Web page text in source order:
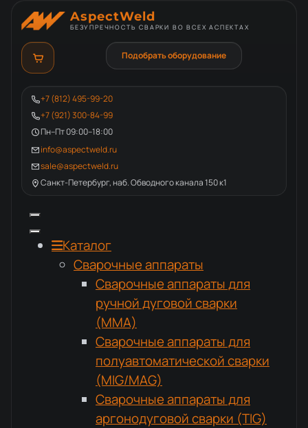
AspectWeld
БЕЗУПРЕЧНОСТЬ СВАРКИ ВО ВСЕХ АСПЕКТАХ
+7 (812) 495-99-20
+7 (921) 300-84-99
Пн–Пт 09:00–18:00
info@aspectweld.ru
sale@aspectweld.ru
Санкт-Петербург, наб. Обводного канала 150 к1
Подобрать оборудование
Каталог
Сварочные аппараты
Сварочные аппараты для
ручной дуговой сварки
(MMA)
Сварочные аппараты для
полуавтоматической сварки
(MIG/MAG)
Сварочные аппараты для
аргонодуговой сварки (TIG)